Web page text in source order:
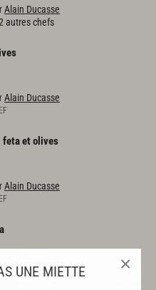
UNE MIETTE ×
Alain Ducasse
autres chefs
Alain Ducasse
fetaetolives
Alain Ducasse
Sophie Dudemaine